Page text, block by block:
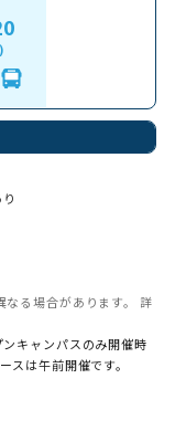
る場合があります。
詳
キャンパスのみ開催時
スは午前開催です。